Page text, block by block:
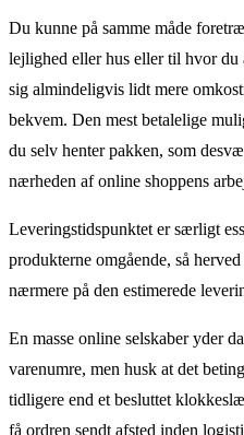
Du kunne på samme måde
lejlighed eller hus eller til hvor
sig almindeligvis lidt mere
bekvem. Den mest betalelige
du selv henter pakken, som
nærheden af online shoppens
Leveringstidspunktet er særligt
produkterne omgående, så
nærmere på den estimerede
En masse online selskaber yder
varenumre, men husk at det
tidligere end et besluttet
få ordren sendt afsted inden